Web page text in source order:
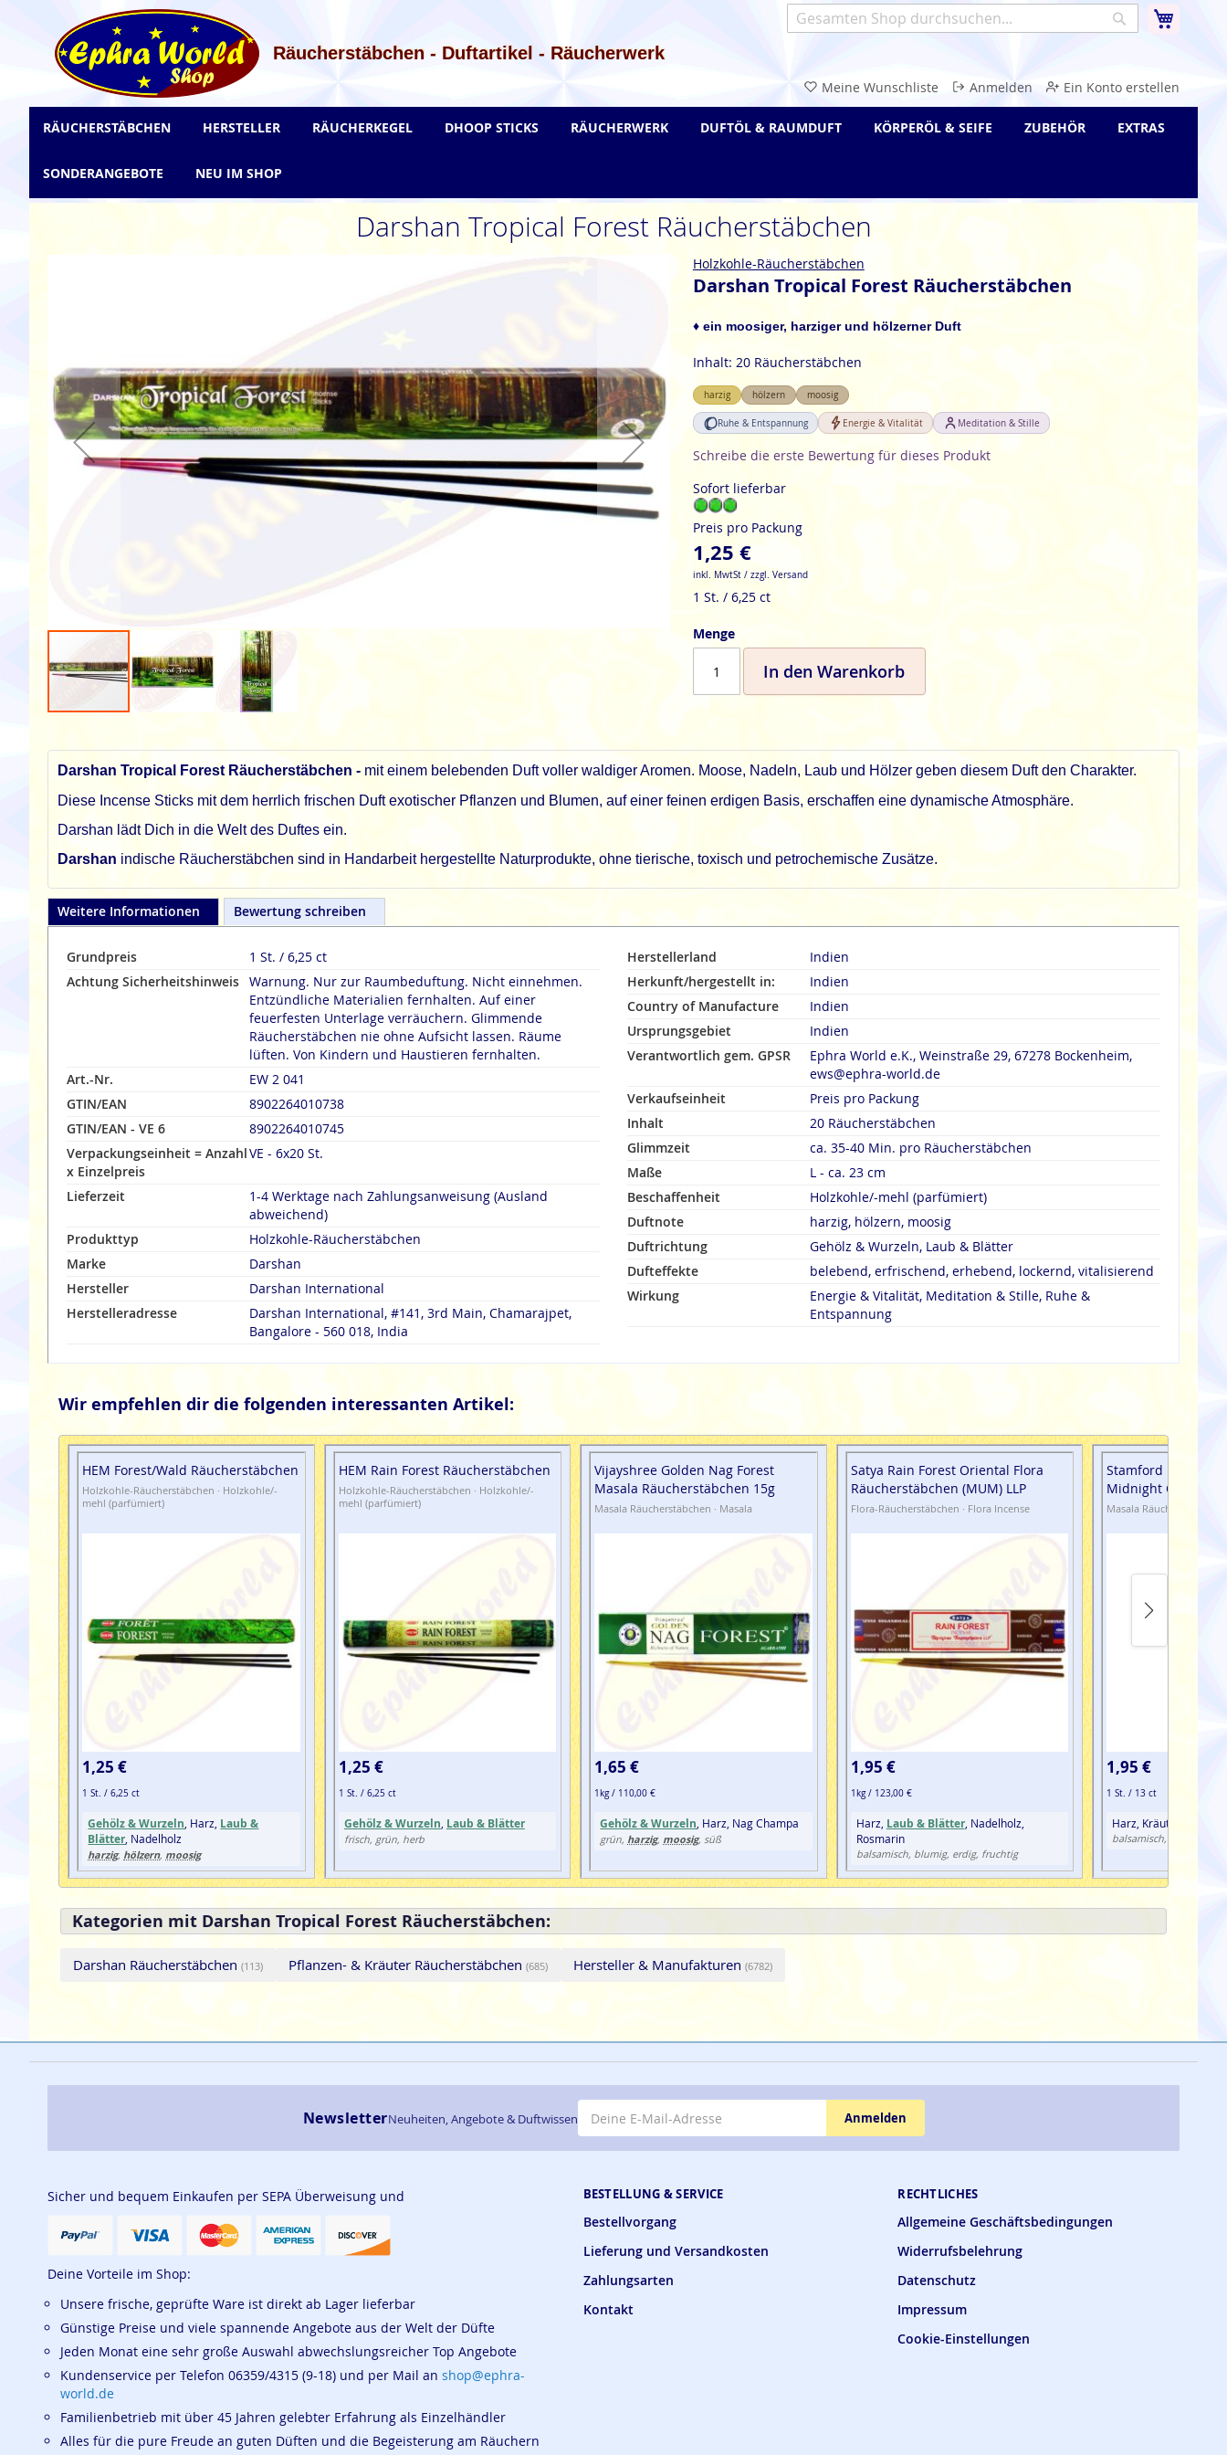
Suche
Räucherstäbchen - Duftartikel - Räucherwerk
Meine Wunschliste Anmelden Ein Konto erstellen
Inhalt
springen
Darshan Tropical Forest Räucherstäbchen
Bildgalerie
springen
Holzkohle-Räucherstäbchen
Darshan Tropical Forest Räucherstäbchen
♦ ein moosiger, harziger und hölzerner Duft
Inhalt: 20 Räucherstäbchen
harzig hölzern moosig
Ruhe & Entspannung Energie & Vitalität Meditation & Stille
Schreibe die erste Bewertung für dieses Produkt
Sofort lieferbar
Preis pro Packung
1,25 €
inkl. MwtSt / zzgl. Versand
1 St. / 6,25 ct
Menge
In den Warenkorb
Darshan Tropical Forest Räucherstäbchen - mit einem belebenden Duft voller waldiger Aromen. Moose, Nadeln, Laub und Hölzer geben diesem Duft den Charakter.
Diese Incense Sticks mit dem herrlich frischen Duft exotischer Pflanzen und Blumen, auf einer feinen erdigen Basis, erschaffen eine dynamische Atmosphäre.
Darshan lädt Dich in die Welt des Duftes ein.
Darshan indische Räucherstäbchen sind in Handarbeit hergestellte Naturprodukte, ohne tierische, toxisch und petrochemische Zusätze.
Weitere Informationen
Grundpreis
1 St. / 6,25 ct
Achtung Sicherheitshinweis Warnung. Nur zur Raumbeduftung. Nicht einnehmen.
Entzündliche Materialien fernhalten. Auf einer
feuerfesten Unterlage verräuchern. Glimmende
Räucherstäbchen nie ohne Aufsicht lassen. Räume
lüften. Von Kindern und Haustieren fernhalten.
Art.-Nr.
EW 2 041
GTIN/EAN
8902264010738
GTIN/EAN - VE 6
8902264010745
Verpackungseinheit = Anzahl
x Einzelpreis
VE - 6x20 St.
Lieferzeit
1-4 Werktage nach Zahlungsanweisung (Ausland
abweichend)
Produkttyp
Holzkohle-Räucherstäbchen
Marke
Darshan
Hersteller
Darshan International
Herstelleradresse
Darshan International, #141, 3rd Main, Chamarajpet,
Bangalore - 560 018, India
Herstellerland
Indien
Herkunft/hergestellt in:
Indien
Country of Manufacture
Indien
Ursprungsgebiet
Indien
Verantwortlich gem. GPSR
Ephra World e.K., Weinstraße 29, 67278 Bockenheim,
ews@ephra-world.de
Verkaufseinheit
Preis pro Packung
Inhalt
20 Räucherstäbchen
Glimmzeit
ca. 35-40 Min. pro Räucherstäbchen
Maße
L - ca. 23 cm
Beschaffenheit
Holzkohle/-mehl (parfümiert)
Duftnote
harzig, hölzern, moosig
Duftrichtung
Gehölz & Wurzeln, Laub & Blätter
Dufteffekte
belebend, erfrischend, erhebend, lockernd, vitalisierend
Wirkung
Energie & Vitalität, Meditation & Stille, Ruhe &
Entspannung
Bewertung schreiben
Wir empfehlen dir die folgenden interessanten Artikel:
HEM Forest/Wald Räucherstäbchen
Holzkohle-Räucherstäbchen · Holzkohle/-
mehl (parfümiert)
1,25 €
1 St. / 6,25 ct
Gehölz & Wurzeln , Harz, Laub &
Blätter, Nadelholz
harzig, hölzern, moosig
HEM Rain Forest Räucherstäbchen
Holzkohle-Räucherstäbchen · Holzkohle/-
mehl (parfümiert)
1,25 €
1 St. / 6,25 ct
Gehölz & Wurzeln Laub & Blätter
frisch, grün, herb
Vijayshree Golden Nag Forest
Masala Räucherstäbchen 15g
Masala Räucherstäbchen · Masala
1,65 €
1kg / 110,00 €
Gehölz & Wurzeln , Harz, Nag Champa
grün, harzig, moosig, süß
Satya Rain Forest Oriental Flora
Räucherstäbchen (MUM) LLP
Flora-Räucherstäbchen · Flora Incense
1,95 €
1kg / 123,00 €
Harz, Laub & Blätter, Nadelholz,
Rosmarin
balsamisch, blumig, erdig, fruchtig
Stamford Masala
Midnight Calm
Masala Räucherstäbchen
1,95 €
1 St. / 13 ct
Harz, Kräuter,
balsamisch,
Kategorien mit Darshan Tropical Forest Räucherstäbchen:
Darshan Räucherstäbchen (113) Pflanzen- & Kräuter Räucherstäbchen (685) Hersteller & Manufakturen (6782)
RÄUCHERSTÄBCHEN HERSTELLER RÄUCHERKEGEL DHOOP STICKS RÄUCHERWERK DUFTÖL & RAUMDUFT KÖRPERÖL & SEIFE ZUBEHÖR EXTRAS
SONDERANGEBOTE NEU IM SHOP
BESTELLUNG & SERVICE
Bestellvorgang
Lieferung und Versandkosten
Zahlungsarten
Kontakt
RECHTLICHES
Allgemeine Geschäftsbedingungen
Widerrufsbelehrung
Datenschutz
Impressum
Cookie-Einstellungen
NewsletterNeuheiten, Angebote & Duftwissen Anmelden
Sicher und bequem Einkaufen per SEPA Überweisung und
Deine Vorteile im Shop:
Unsere frische, geprüfte Ware ist direkt ab Lager lieferbar
Günstige Preise und viele spannende Angebote aus der Welt der Düfte
Jeden Monat eine sehr große Auswahl abwechslungsreicher Top Angebote
Kundenservice per Telefon 06359/4315 (9-18) und per Mail an shop@ephra-
world.de
Familienbetrieb mit über 45 Jahren gelebter Erfahrung als Einzelhändler
Alles für die pure Freude an guten Düften und die Begeisterung am Räuchern